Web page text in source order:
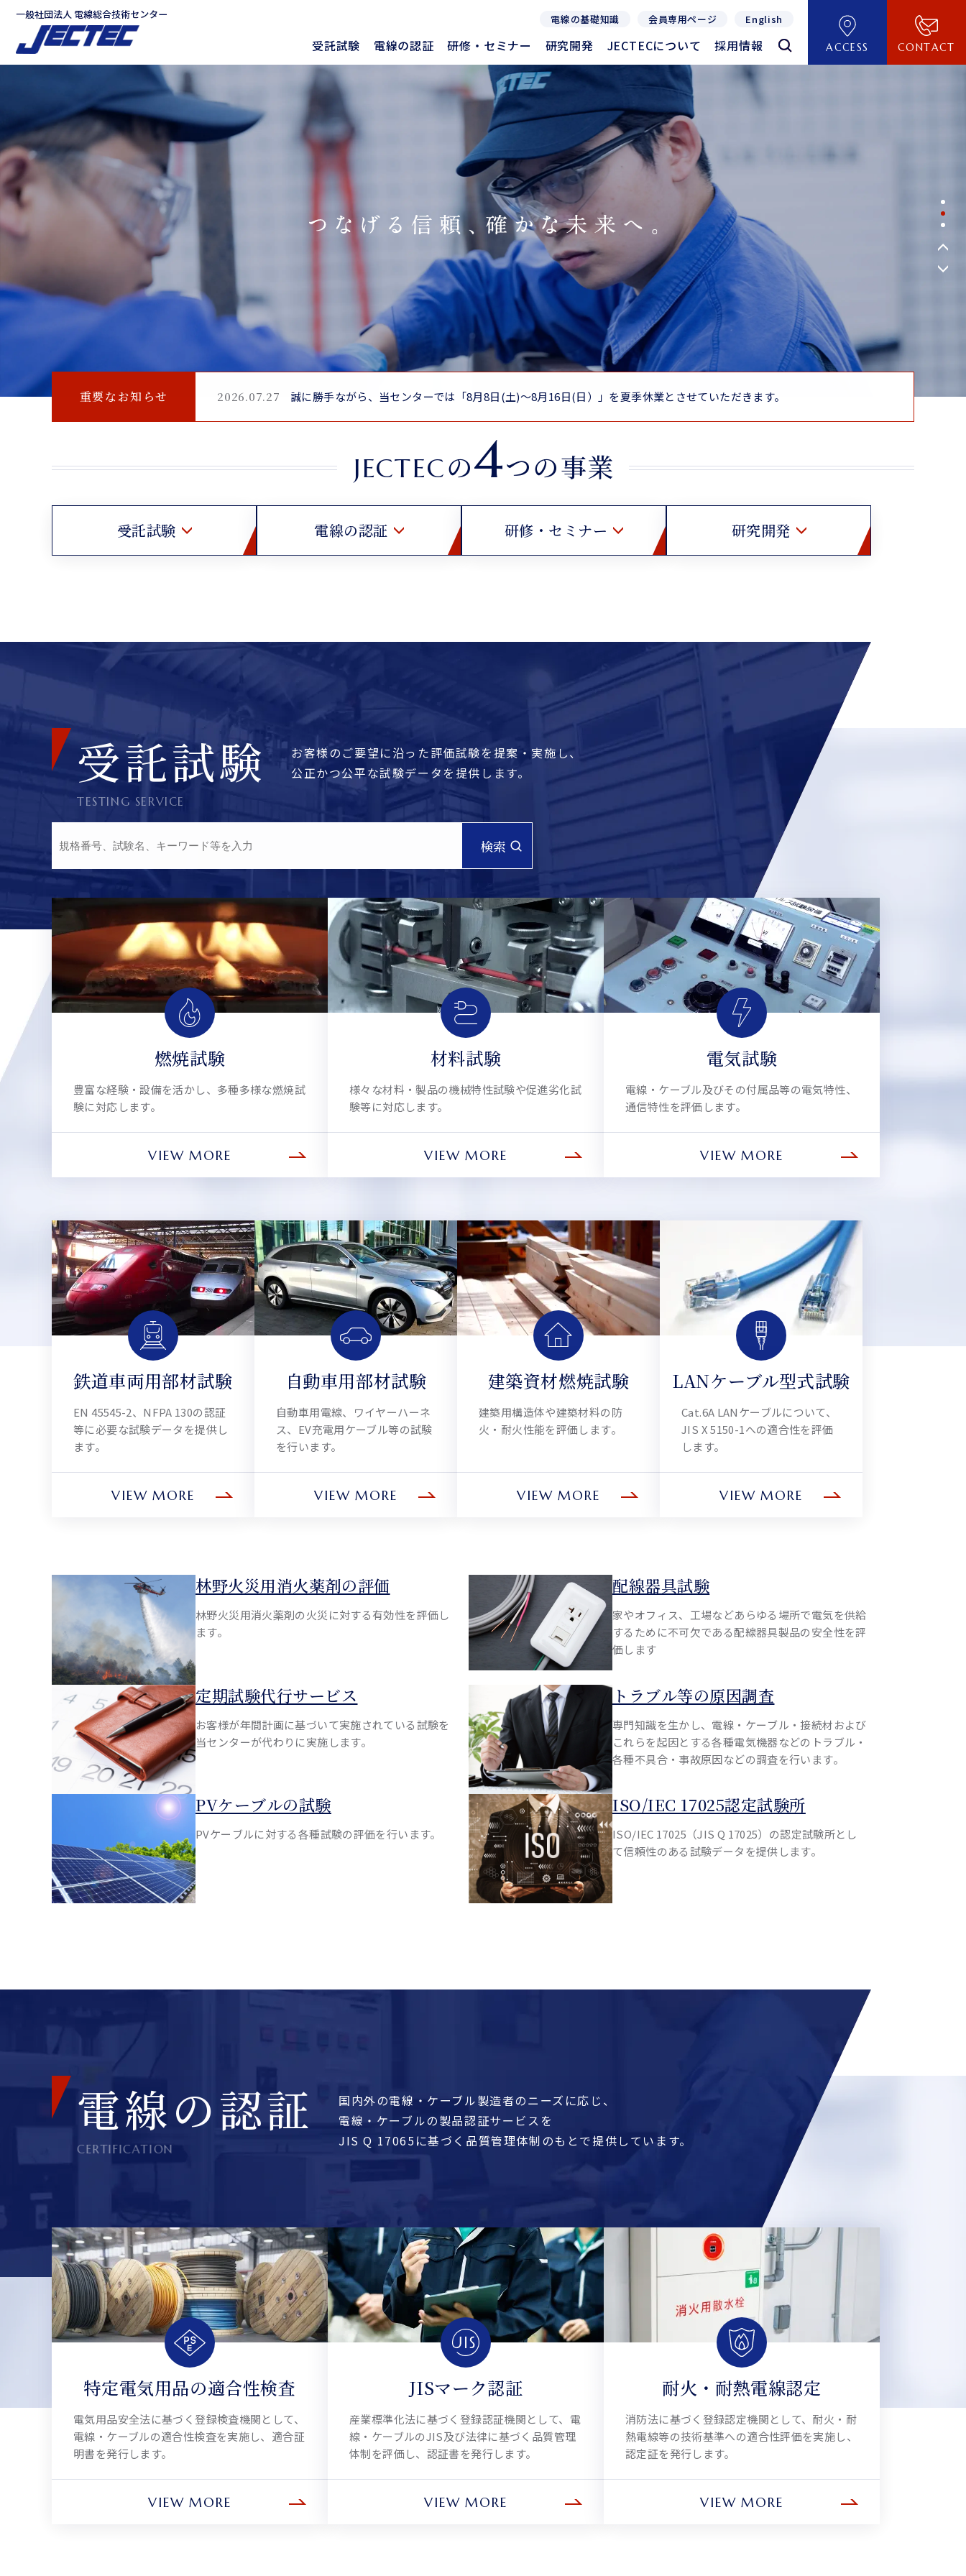
バ
ゲ
ー
シ
ョ
ン
ー
電線の基礎知識 会員専用ページ English
受託試験
受託試験
電線の認証
電線の認証
研修・セミナー
研修・セミナー
研究開発
研究開発
JECTECについて
JECTECについて
採用情報
採用情報
ACCESS CONTACT
REVERSE
重要なお知らせ 2026.07.27 誠に勝手ながら、当センターでは「8月8日(土)～8月16日(日）」を夏季休業とさせていただきます。
JECTECの4つの事業
受託試験 電線の認証 研修・セミナー 研究開発
受託試験
TESTING SERVICE
お客様のご要望に沿った評価試験を提案・実施し、
公正かつ公平な試験データを提供します。
燃焼試験
豊富な経験・設備を活かし、多種多様な燃焼試
験に対応します。
VIEW MORE
材料試験
様々な材料・製品の機械特性試験や促進劣化試
験等に対応します。
VIEW MORE
電気試験
電線・ケーブル及びその付属品等の電気特性、
通信特性を評価します。
VIEW MORE
鉄道車両用部材試験
EN 45545-2、NFPA 130の認証
等に必要な試験データを提供し
ます。
VIEW MORE
自動車用部材試験
自動車用電線、ワイヤーハーネ
ス、EV充電用ケーブル等の試験
を行います。
VIEW MORE
建築資材燃焼試験
建築用構造体や建築材料の防
火・耐火性能を評価します。
VIEW MORE
LANケーブル型式試験
Cat.6A LANケーブルについて、
JIS X 5150-1への適合性を評価
します。
VIEW MORE
林野火災用消火薬剤の評価
林野火災用消火薬剤の火災に対する有効性を評価し
ます。
配線器具試験
家やオフィス、工場などあらゆる場所で電気を供給
するために不可欠である配線器具製品の安全性を評
価します
定期試験代行サービス
お客様が年間計画に基づいて実施されている試験を
当センターが代わりに実施します。
トラブル等の原因調査
専門知識を生かし、電線・ケーブル・接続材および
これらを起因とする各種電気機器などのトラブル・
各種不具合・事故原因などの調査を行います。
PVケーブルの試験
PVケーブルに対する各種試験の評価を行います。
ISO/IEC 17025認定試験所
ISO/IEC 17025（JIS Q 17025）の認定試験所とし
て信頼性のある試験データを提供します。
電線の認証
CERTIFICATION
国内外の電線・ケーブル製造者のニーズに応じ、
電線・ケーブルの製品認証サービスを
JIS Q 17065に基づく品質管理体制のもとで提供しています。
特定電気用品の適合性検査
電気用品安全法に基づく登録検査機関として、
電線・ケーブルの適合性検査を実施し、適合証
明書を発行します。
VIEW MORE
JISマーク認証
産業標準化法に基づく登録認証機関として、電
線‧ケーブルのJIS及び法律に基づく品質管理
体制を評価し、認証書を発行します。
VIEW MORE
耐火・耐熱電線認定
消防法に基づく登録認定機関として、耐火・耐
熱電線等の技術基準への適合性評価を実施し、
認定証を発行します。
VIEW MORE